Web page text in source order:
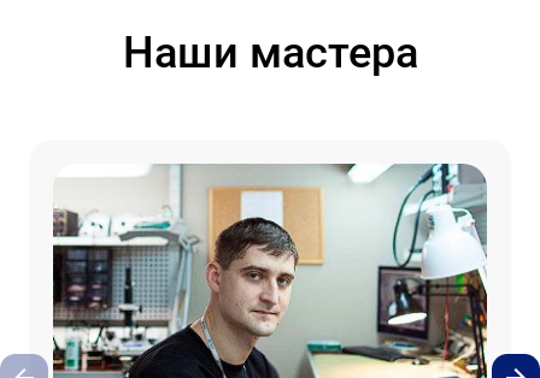
Наши мастера